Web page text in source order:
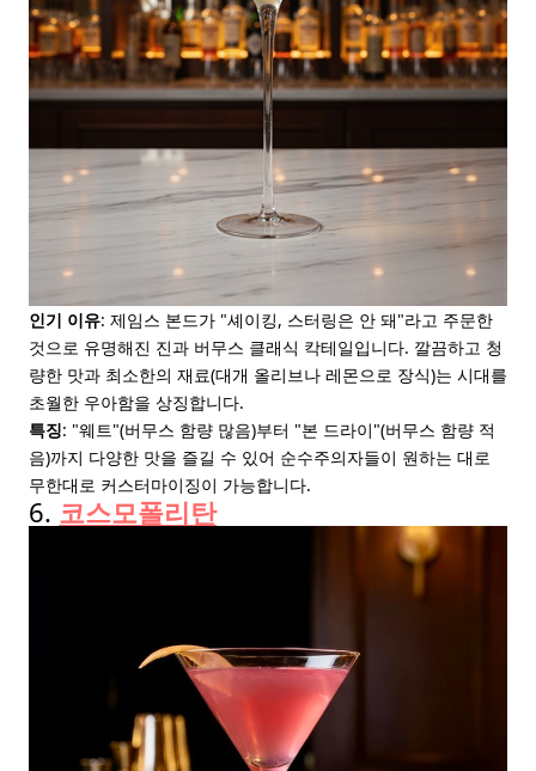
인기 이유: 제임스 본드가 "셰이킹, 스터링은 안 돼"라고 주문한
것으로 유명해진 진과 버무스 클래식 칵테일입니다. 깔끔하고 청
량한 맛과 최소한의 재료(대개 올리브나 레몬으로 장식)는 시대를
초월한 우아함을 상징합니다.
특징: "웨트"(버무스 함량 많음)부터 "본 드라이"(버무스 함량 적
음)까지 다양한 맛을 즐길 수 있어 순수주의자들이 원하는 대로
무한대로 커스터마이징이 가능합니다.
6. 코스모폴리탄